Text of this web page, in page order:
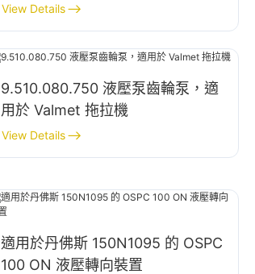
View Details
9.510.080.750 液壓泵齒輪泵，適
用於 Valmet 拖拉機
View Details
適用於丹佛斯 150N1095 的 OSPC
100 ON 液壓轉向裝置